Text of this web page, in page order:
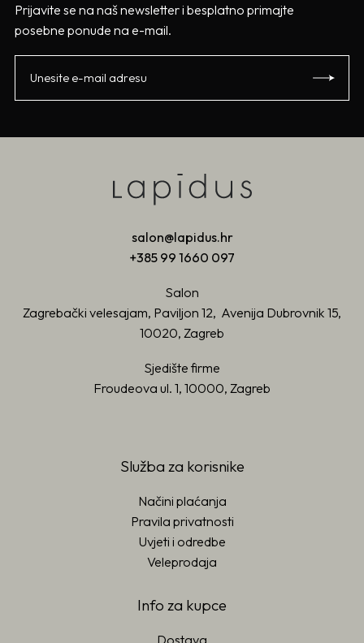
Prijavite se na naš newsletter i besplatno primajte
posebne ponude na e-mail.
salon@lapidus.hr
+385 99 1660 097
Salon
Zagrebački velesajam, Paviljon 12, Avenija Dubrovnik 15,
10020, Zagreb
Sjedište firme
Froudeova ul. 1, 10000, Zagreb
Služba za korisnike
Načini plaćanja
Pravila privatnosti
Uvjeti i odredbe
Veleprodaja
Info za kupce
Dostava